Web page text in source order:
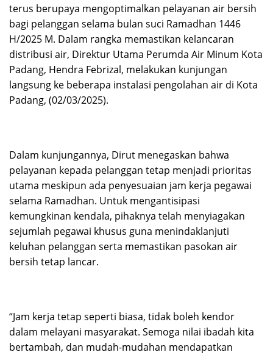
terus berupaya mengoptimalkan pelayanan air bersih
bagi pelanggan selama bulan suci Ramadhan 1446
H/2025 M. Dalam rangka memastikan kelancaran
distribusi air, Direktur Utama Perumda Air Minum Kota
Padang, Hendra Febrizal, melakukan kunjungan
langsung ke beberapa instalasi pengolahan air di Kota
Padang, (02/03/2025).
Dalam kunjungannya, Dirut menegaskan bahwa
pelayanan kepada pelanggan tetap menjadi prioritas
utama meskipun ada penyesuaian jam kerja pegawai
selama Ramadhan. Untuk mengantisipasi
kemungkinan kendala, pihaknya telah menyiagakan
sejumlah pegawai khusus guna menindaklanjuti
keluhan pelanggan serta memastikan pasokan air
bersih tetap lancar.
“Jam kerja tetap seperti biasa, tidak boleh kendor
dalam melayani masyarakat. Semoga nilai ibadah kita
bertambah, dan mudah-mudahan mendapatkan